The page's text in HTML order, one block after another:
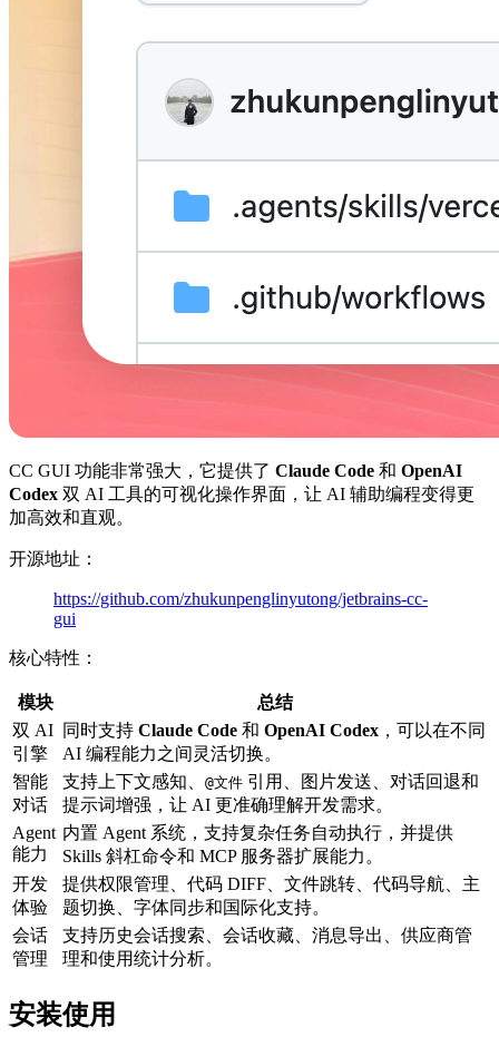
CC GUI 功能非常强大，它提供了 Claude Code 和 OpenAI
Codex 双 AI 工具的可视化操作界面，让 AI 辅助编程变得更
加高效和直观。
开源地址：
https://github.com/zhukunpenglinyutong/jetbrains-cc-
gui
核心特性：
模块
总结
双 AI
引擎
同时支持 Claude Code 和 OpenAI Codex ，可以在不同
AI 编程能力之间灵活切换。
智能
对话
支持上下文感知、 @文件 引用、图片发送、对话回退和
提示词增强，让 AI 更准确理解开发需求。
Agent
能力
内置 Agent 系统，支持复杂任务自动执行，并提供
Skills 斜杠命令和 MCP 服务器扩展能力。
开发
体验
提供权限管理、代码 DIFF、文件跳转、代码导航、主
题切换、字体同步和国际化支持。
会话
管理
支持历史会话搜索、会话收藏、消息导出、供应商管
理和使用统计分析。
安装使用